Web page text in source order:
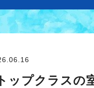
ップクラスの